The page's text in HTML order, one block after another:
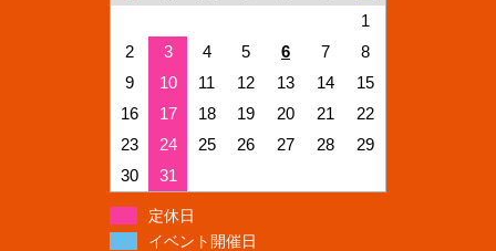
1
2
3 4 5 6 7
8
9
10 11 12 13 14
15
16
17 18 19 20 21
22
23
24 25 26 27 28
29
30
31
定休日
イベント開催日